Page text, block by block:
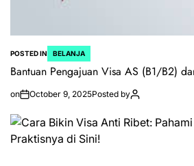
POSTED IN BELANJA
Bantuan Pengajuan Visa AS (B1/B2)
on October 9, 2025Posted by